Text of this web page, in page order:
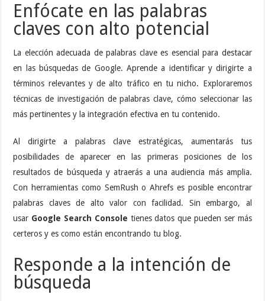
Enfócate en las palabras
claves con alto potencial
La elección adecuada de palabras clave es esencial para destacar
en las búsquedas de Google. Aprende a identificar y dirigirte a
términos relevantes y de alto tráfico en tu nicho. Exploraremos
técnicas de investigación de palabras clave, cómo seleccionar las
más pertinentes y la integración efectiva en tu contenido.
Al dirigirte a palabras clave estratégicas, aumentarás tus
posibilidades de aparecer en las primeras posiciones de los
resultados de búsqueda y atraerás a una audiencia más amplia.
Con herramientas como SemRush o Ahrefs es posible encontrar
palabras claves de alto valor con facilidad. Sin embargo, al
usar Google Search Console tienes datos que pueden ser más
certeros y es como están encontrando tu blog.
Responde a la intención de
búsqueda